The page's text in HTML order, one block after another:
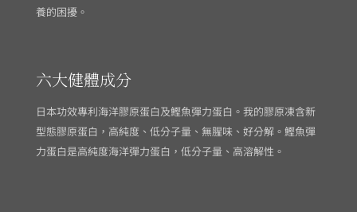
養的困擾。
六大健體成分
日本功效專利海洋膠原蛋白及鰹魚彈力蛋白。我的膠原凍含新
型態膠原蛋白，高純度、低分子量、無腥味、好分解。鰹魚彈
力蛋白是高純度海洋彈力蛋白，低分子量、高溶解性。